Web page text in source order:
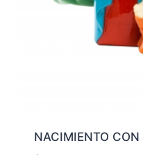
NACIMIENTO CON